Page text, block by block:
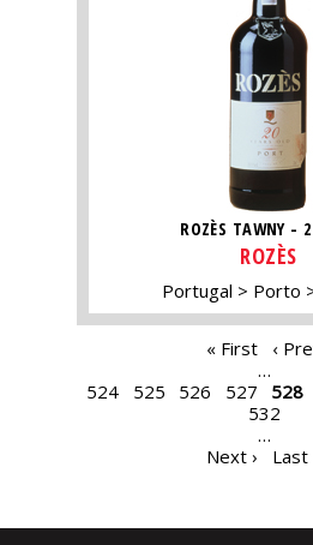
ROZÈS TAWNY -
ROZÈS
Portugal Porto
« First
‹
…
524
525 526 527 528
532
…
Next ›
Last